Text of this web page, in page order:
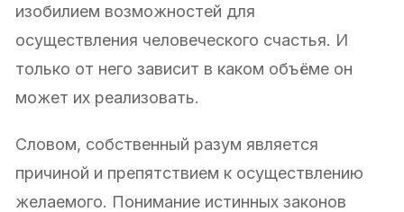
изобилием возможностей для
осуществления человеческого счастья. И
только от него зависит в каком объёме он
может их реализовать.
Словом, собственный разум является
причиной и препятствием к осуществлению
желаемого. Понимание истинных законов